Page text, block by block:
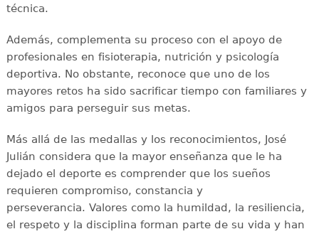
técnica.
Además, complementa su proceso con el apoyo de
profesionales en fisioterapia, nutrición y psicología
deportiva. No obstante, reconoce que uno de los
mayores retos ha sido sacrificar tiempo con familiares y
amigos para perseguir sus metas.
Más allá de las medallas y los reconocimientos, José
Julián considera que la mayor enseñanza que le ha
dejado el deporte es comprender que los sueños
requieren compromiso, constancia y
perseverancia. Valores como la humildad, la resiliencia,
el respeto y la disciplina forman parte de su vida y han